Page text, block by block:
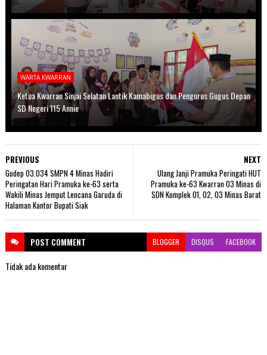
WARTA KWARRAN
Ketua Kwarran Sinjai Selatan Lantik Kamabigus dan Pengurus Gugus Depan
SD Negeri 115 Annie
NEXT
Ulang Janji Pramuka Peringati HUT
Pramuka ke-63 Kwarran 03 Minas di
SDN Komplek 01, 02, 03 Minas Barat
PREVIOUS
Gudep 03.034 SMPN 4 Minas Hadiri
Peringatan Hari Pramuka ke-63 serta
Wakili Minas Jemput Lencana Garuda di
Halaman Kantor Bupati Siak
POST COMMENT BLOGGER DISQUS FACEBOOK
Tidak ada komentar